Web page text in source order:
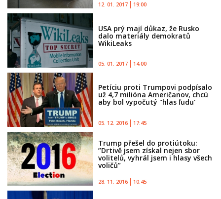
12. 01. 2017 19:00
USA prý mají důkaz, že Rusko
dalo materiály demokratů
WikiLeaks
05. 01. 2017 14:00
Petíciu proti Trumpovi podpísalo
už 4,7 milióna Američanov, chcú
aby bol vypočutý ''hlas ľudu'
05. 12. 2016 17:45
Trump přešel do protiútoku:
”Drtivě jsem získal nejen sbor
volitelů, vyhrál jsem i hlasy všech
voličů”
28. 11. 2016 10:45